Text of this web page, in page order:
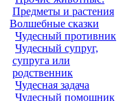
Предметы и растения
Волшебные сказки
Чудесный противник
Чудесный супруг,
супруга или
родственник
Чудесная задача
Чудесный помощник